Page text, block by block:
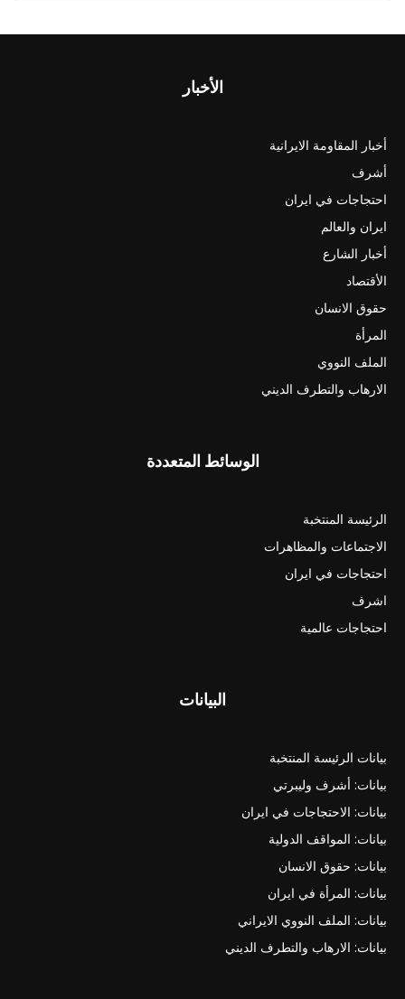
الأخبار
أخبار المقاومة الايرانية
أشرف
احتجاجات في ايران
ايران والعالم
أخبار الشارع
الأقتصاد
حقوق الانسان
المرأة
الملف النووي
الارهاب والتطرف الديني
الوسائط المتعددة
الرئيسة المنتخبة
الاجتماعات والمظاهرات
احتجاجات في ايران
اشرف
احتجاجات عالمية
البيانات
بيانات الرئيسة المنتخبة
بيانات: أشرف وليبرتي
بيانات: الاحتجاجات في ايران
بيانات: المواقف الدولية
بيانات: حقوق الانسان
بيانات: المرأة في ايران
بيانات: الملف النووي الايراني
بيانات: الارهاب والتطرف الديني